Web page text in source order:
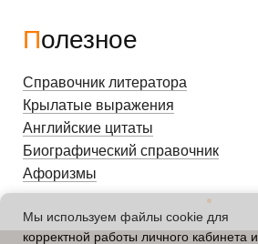
Полезное
Справочник литератора
Крылатые выражения
Английские цитаты
Биографический справочник
Афоризмы
Мы используем файлы cookie для
корректной работы личного кабинета и